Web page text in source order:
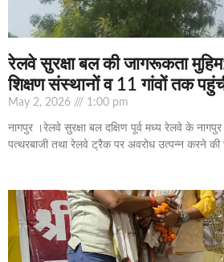
रेलवे सुरक्षा बल की जागरूकता
शिक्षण संस्थानों व 11 गांवों तक
May 2, 2026 1:00 pm
नागपुर ।रेलवे सुरक्षा बल दक्षिण पूर्व मध्य रेलवे के नागपुर
पत्थरबाजी तथा रेलवे ट्रैक पर अवरोध उत्पन्न करने